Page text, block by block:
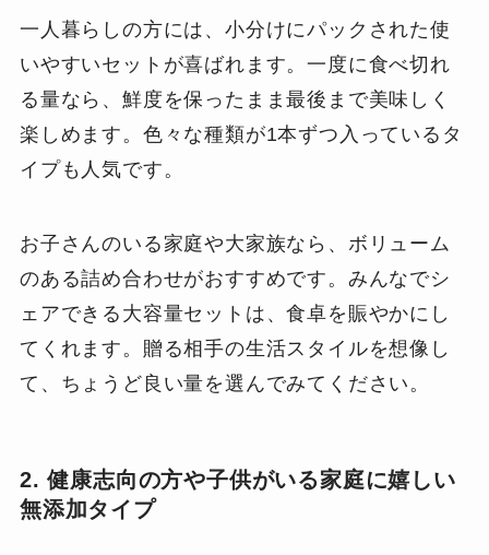
一人暮らしの方には、小分けにパックされた使
いやすいセットが喜ばれます。一度に食べ切れ
る量なら、鮮度を保ったまま最後まで美味しく
楽しめます。色々な種類が1本ずつ入っているタ
イプも人気です。
お子さんのいる家庭や大家族なら、ボリューム
のある詰め合わせがおすすめです。みんなでシ
ェアできる大容量セットは、食卓を賑やかにし
てくれます。贈る相手の生活スタイルを想像し
て、ちょうど良い量を選んでみてください。
2. 健康志向の方や子供がいる家庭に嬉しい
無添加タイプ